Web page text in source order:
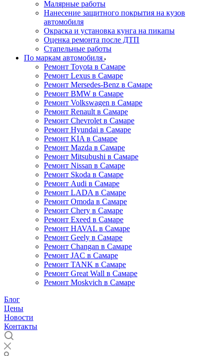
Малярные работы
Нанесение защитного покрытия на кузов
автомобиля
Окраска и установка кунга на пикапы
Оценка ремонта после ДТП
Стапельные работы
По маркам автомобиля
Ремонт Toyota в Самаре
Ремонт Lexus в Самаре
Ремонт Mersedes-Benz в Самаре
Ремонт BMW в Самаре
Ремонт Volkswagen в Самаре
Ремонт Renault в Самаре
Ремонт Chevrolet в Самаре
Ремонт Hyundai в Самаре
Ремонт KIA в Самаре
Ремонт Mazda в Самаре
Ремонт Mitsubushi в Самаре
Ремонт Nissan в Самаре
Ремонт Skoda в Самаре
Ремонт Audi в Самаре
Ремонт LADA в Самаре
Ремонт Omoda в Самаре
Ремонт Chery в Самаре
Ремонт Exeed в Самаре
Ремонт HAVAL в Самаре
Ремонт Geely в Самаре
Ремонт Changan в Самаре
Ремонт JAC в Самаре
Ремонт TANK в Самаре
Ремонт Great Wall в Самаре
Ремонт Moskvich в Самаре
Блог
Цены
Новости
Контакты